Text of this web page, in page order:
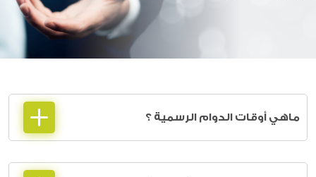
ماهي أوقات الدوام الرسمية ؟